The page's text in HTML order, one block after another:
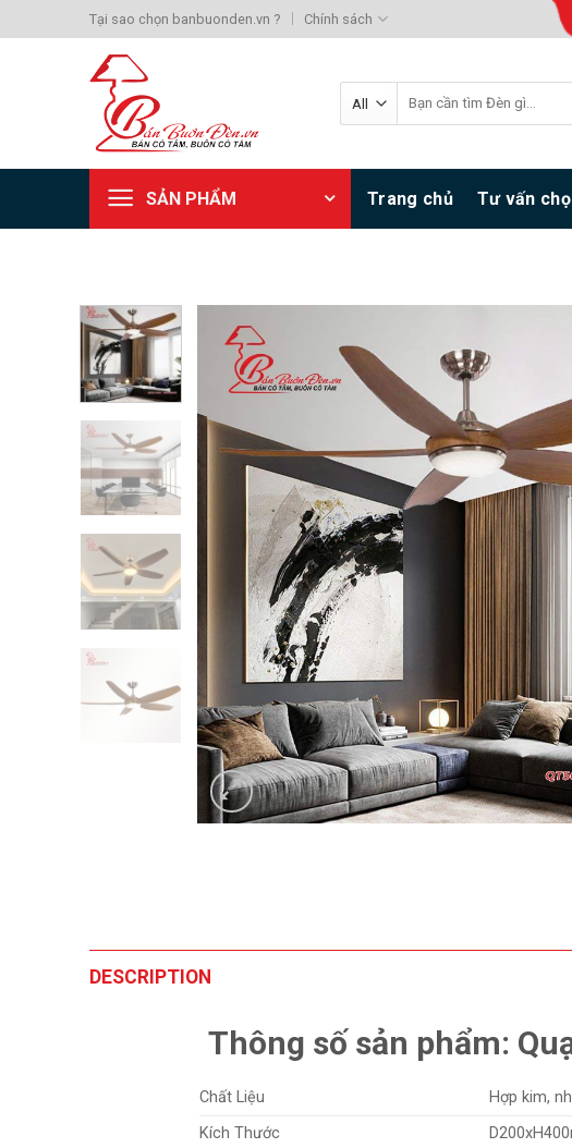
to
Tại sao chọn banbuonden.vn ? Chính sách
for:
SẢN PHẨM Trang chủ Tư vấn
DESCRIPTION
Thông số sản phẩm:
Chất Liệu
Hợp kim,
Kích Thước